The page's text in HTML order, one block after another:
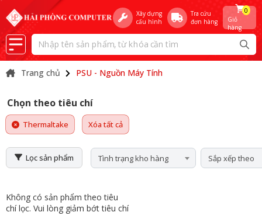
Xây dựng
cấu hình
Tra cứu
đơn hàng
Giỏ
hàng
0
Trang chủ PSU - Nguồn Máy Tính
Chọn theo tiêu chí
Thermaltake Xóa tất cả
Lọc sản phẩm Tình trạng kho hàng Sắp xếp theo
Không có sản phẩm theo tiêu
chí lọc. Vui lòng giảm bớt tiêu chí